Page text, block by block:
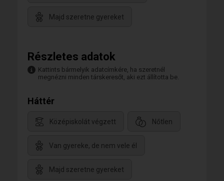
Majd szeretne gyereket
Részletes adatok
Kattints bármelyik adatcímkére, ha szeretnél
megnézni minden társkeresőt, aki ezt állította be.
Háttér
Középiskolát végzett Nőtlen
Van gyereke, de nem vele él
Majd szeretne gyereket